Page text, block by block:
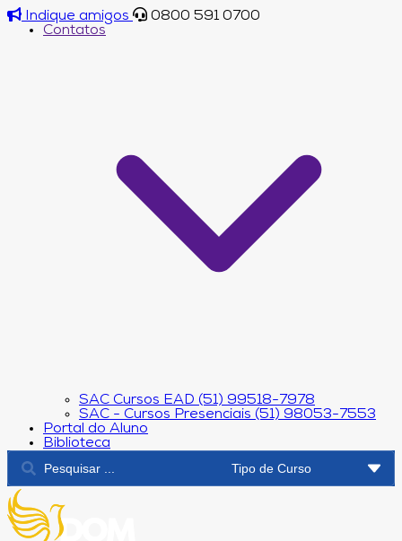
Indique amigos
0800 591 0700
Contatos
SAC Cursos EAD (51) 99518-7978
SAC - Cursos Presenciais (51) 98053-7553
Portal do Aluno
Biblioteca